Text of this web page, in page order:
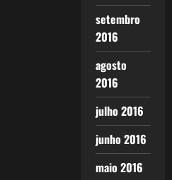
setembro
2016
agosto
2016
julho 2016
junho 2016
maio 2016